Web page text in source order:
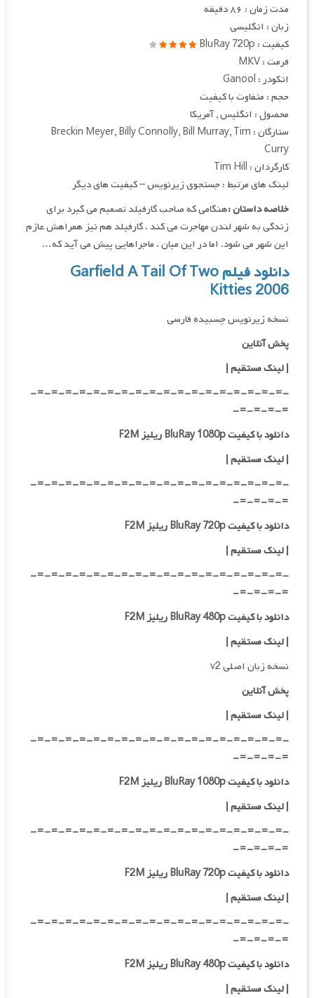
مدت زمان : ۸۶ دقیقه
زبان : انگلیسی
کیفیت : BluRay 720p
فرمت : MKV
انکودر : Ganool
حجم : متفاوت با کیفیت
محصول : انگلیس , آمریکا
ستارگان : Breckin Meyer, Billy Connolly, Bill Murray, Tim
Curry
کارگردان : Tim Hill
لینک های مرتبط : جستجوی زیرنویس – کیفیت های دیگر
خلاصه داستان :هنگامی که صاحب گارفیلد تصمیم می گیرد برای
زندگی به شهر لندن مهاجرت می‌ کند ، گارفیلد هم نیز همراهش عازم
این شهر می‌ شود. اما در این میان ، ماجراهایی پیش می آید که…
دانلود فیلم Garfield A Tail Of Two
Kitties 2006
نسخه زیرنویس چسبیده فارسی
پخش آنلاین
| لینک مستقیم|
-=-=-=-=-=-=-=-=-=-=-=-=-=-=-=-=-=-=-
=-=-=-=-
دانلود با کیفیت BluRay 1080p ریلیز F2M
|لینک مستقیم|
-=-=-=-=-=-=-=-=-=-=-=-=-=-=-=-=-=-=-
=-=-=-=-
دانلود با کیفیت BluRay 720p ریلیز F2M
| لینک مستقیم|
-=-=-=-=-=-=-=-=-=-=-=-=-=-=-=-=-=-=-
=-=-=-=-
دانلود با کیفیت BluRay 480p ریلیز F2M
| لینک مستقیم|
نسخه زبان اصلی v2
پخش آنلاین
| لینک مستقیم|
-=-=-=-=-=-=-=-=-=-=-=-=-=-=-=-=-=-=-
=-=-=-=-
دانلود با کیفیت BluRay 1080p ریلیز F2M
|لینک مستقیم|
-=-=-=-=-=-=-=-=-=-=-=-=-=-=-=-=-=-=-
=-=-=-=-
دانلود با کیفیت BluRay 720p ریلیز F2M
| لینک مستقیم|
-=-=-=-=-=-=-=-=-=-=-=-=-=-=-=-=-=-=-
=-=-=-=-
دانلود با کیفیت BluRay 480p ریلیز F2M
| لینک مستقیم|